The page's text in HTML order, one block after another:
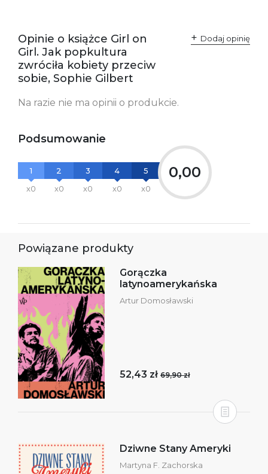
Opinie o książce Girl on
Girl. Jak popkultura
zwróciła kobiety przeciw
sobie, Sophie Gilbert
Dodaj opinię
Na razie nie ma opinii o produkcie.
Podsumowanie
1
x0
2
x0
3
x0
4
x0
5
x0
0,00
Powiązane produkty
Gorączka
latynoamerykańska
Artur Domosławski
52,43 zł 69,90 zł
Dziwne Stany Ameryki
Martyna F. Zachorska